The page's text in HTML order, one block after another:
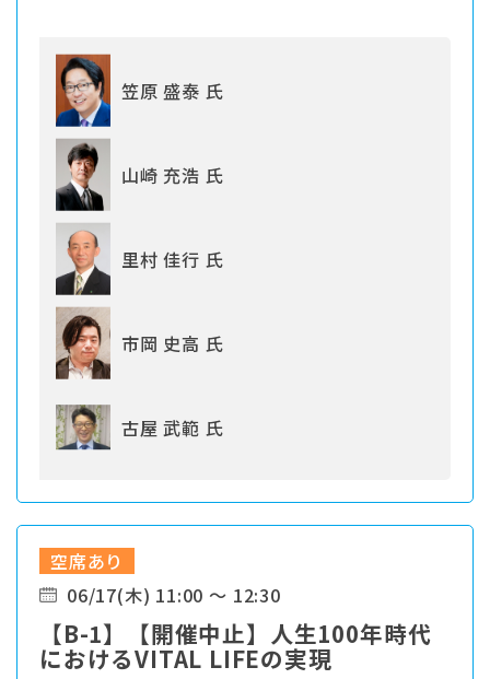
笠原 盛泰 氏
山崎 充浩 氏
里村 佳行 氏
市岡 史高 氏
古屋 武範 氏
空席あり
06/17(木) 11:00 ～ 12:30
【B-1】【開催中止】人生100年時代
におけるVITAL LIFEの実現